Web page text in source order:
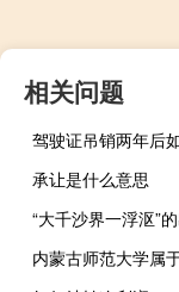
相关问题
承让是什么意思
“大千沙界一浮沤”